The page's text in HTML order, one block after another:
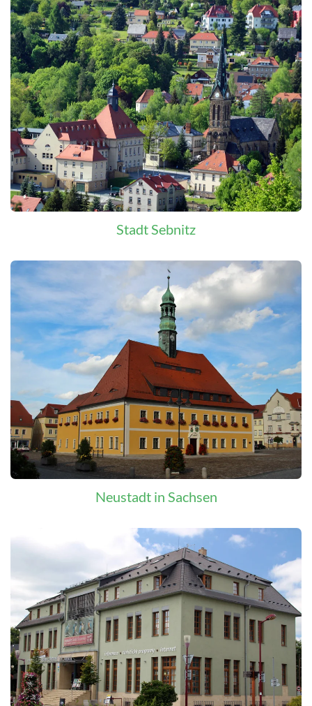
Stadt Sebnitz
Neustadt in Sachsen